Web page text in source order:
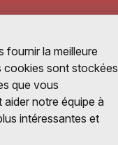
fournir la meilleure
cookies sont stockées
que vous
notre équipe à
intéressantes et